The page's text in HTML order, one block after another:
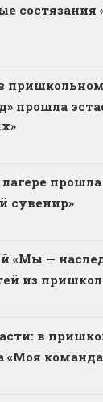
пришкольном
прошла
сувенир»
«Мы —
из
в
команда